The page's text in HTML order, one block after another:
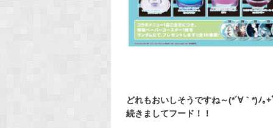
どれもおいしそうですね～(*´∀｀*)ﾉ｡+
続きましてフード！！